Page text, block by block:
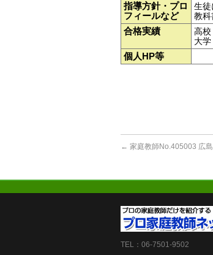
指導方針・プロ
フィールなど
生徒
教科
合格実績
高校
大
個人HP等
← 家庭教師No.405003 広
TEL：06-7501-9502